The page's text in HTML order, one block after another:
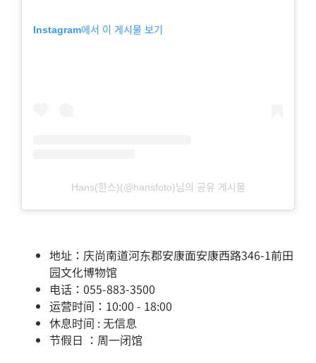
Instagram에서 이 게시물 보기
Hans(한스)(@hansfoto)님의 공유 게시물
地址：庆尚南道河东郡安康面安康西路346-1前田
园文化博物馆
电话：055-883-3500
运营时间：10:00 - 18:00
休息时间 : 无信息
节假日 ：周一闭馆